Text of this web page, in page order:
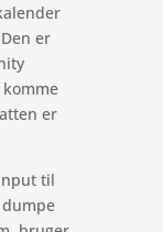
er
er
til